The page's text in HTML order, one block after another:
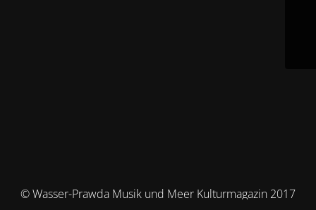
© Wasser-Prawda Musik und Meer Kulturmagazin 2017